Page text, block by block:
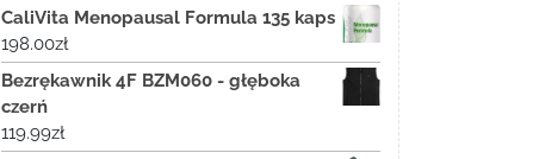
CaliVita Menopausal Formula 135 kaps
198.00zł
Bezrękawnik 4F BZM060 - głęboka
czerń
119.99zł